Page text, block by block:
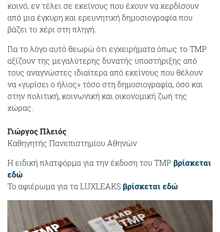
κοινό, εν τέλει σε εκείνους που έχουν να κερδίσουν
από μια έγκυρη και ερευνητική δημοσιογραφία που
βάζει το χέρι στη πληγή.
Για το λόγο αυτό θεωρώ ότι εγχειρήματα όπως το ΤΜΡ
αξίζουν της μεγαλύτερης δυνατής υποστήριξης από
τους αναγνώστες ιδιαίτερα από εκείνους που θέλουν
να «γυρίσει ο ήλιος» τόσο στη δημοσιογραφία, όσο και
στην πολιτική, κοινωνική και οικονομική ζωή της
χώρας.
Γιώργος Πλειός
Καθηγητής Πανεπιστημίου Αθηνών
H ειδική πλατφόρμα για την έκδοση του TMP βρίσκεται
εδώ
Το αφιέρωμα για τα LUXLEAKS βρίσκεται εδώ